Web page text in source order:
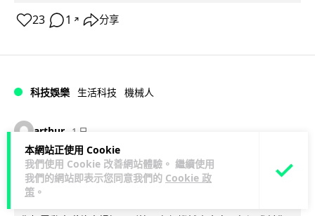
本網站正使用 Cookie
我們使用 Cookie 改善網站體驗。 繼續使用
我們的網站即表示您同意我們的 Cookie 政
策 。
23 1 ↗ 分享
科技娛樂 生活科技 機械人
arthur 1 日
Powerman 移動充電機械人登港 免鋪
樁為的士小巴「送電上門」